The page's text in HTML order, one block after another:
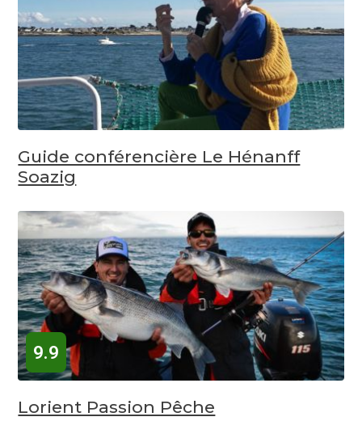
Guide conférencière Le Hénanff
Soazig
9.9
Lorient Passion Pêche